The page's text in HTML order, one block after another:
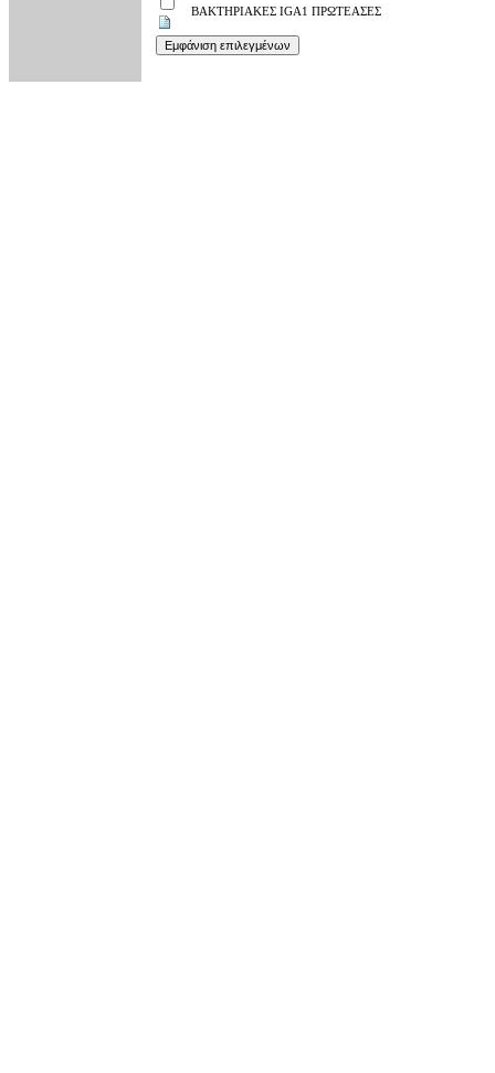
ΒΑΚΤΗΡΙΑΚΕΣ IGA1 ΠΡΩΤΕΑΣΕΣ